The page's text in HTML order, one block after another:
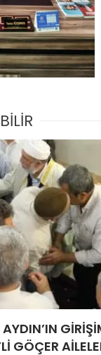
GÖÇER